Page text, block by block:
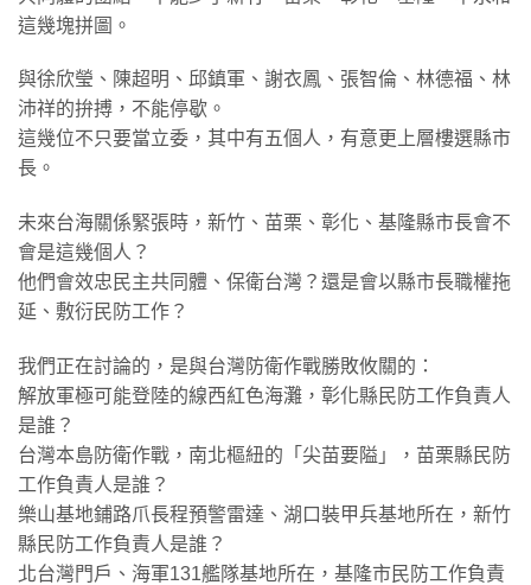
這幾塊拼圖。
與徐欣瑩、陳超明、邱鎮軍、謝衣鳳、張智倫、林德福、林
沛祥的拚搏，不能停歇。
這幾位不只要當立委，其中有五個人，有意更上層樓選縣市
長。
未來台海關係緊張時，新竹、苗栗、彰化、基隆縣市長會不
會是這幾個人？
他們會效忠民主共同體、保衛台灣？還是會以縣市長職權拖
延、敷衍民防工作？
我們正在討論的，是與台灣防衛作戰勝敗攸關的：
解放軍極可能登陸的線西紅色海灘，彰化縣民防工作負責人
是誰？
台灣本島防衛作戰，南北樞紐的「尖苗要隘」，苗栗縣民防
工作負責人是誰？
樂山基地鋪路爪長程預警雷達、湖口裝甲兵基地所在，新竹
縣民防工作負責人是誰？
北台灣門戶、海軍131艦隊基地所在，基隆市民防工作負責